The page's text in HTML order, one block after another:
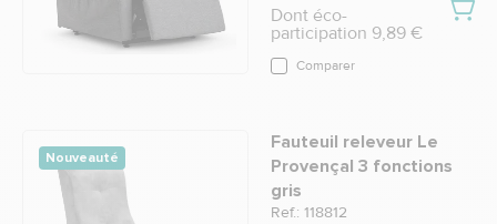
Dont éco-
participation 9,89 €
Comparer
Nouveauté
Fauteuil releveur Le
Provençal 3 fonctions
gris
Ref.: 118812